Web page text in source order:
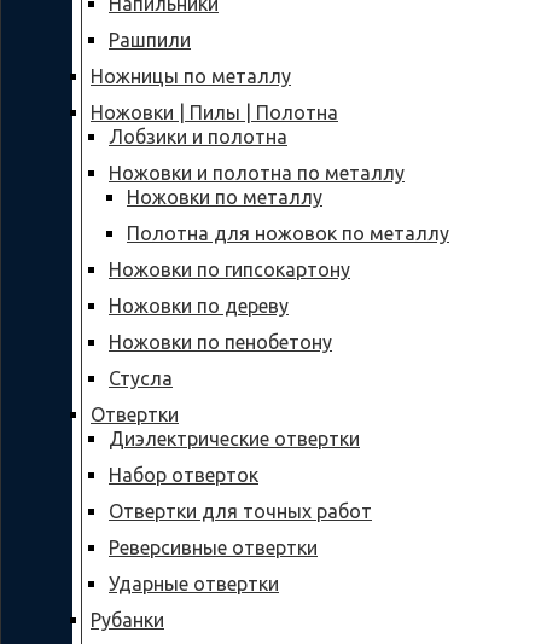
Рашпили
Ножницы по металлу
Ножовки | Пилы | Полотна
Лобзики и полотна
Ножовки и полотна по металлу
Ножовки по металлу
Полотна для ножовок по металлу
Ножовки по гипсокартону
Ножовки по дереву
Ножовки по пенобетону
Стусла
Отвертки
Диэлектрические отвертки
Набор отверток
Отвертки для точных работ
Реверсивные отвертки
Ударные отвертки
Рубанки